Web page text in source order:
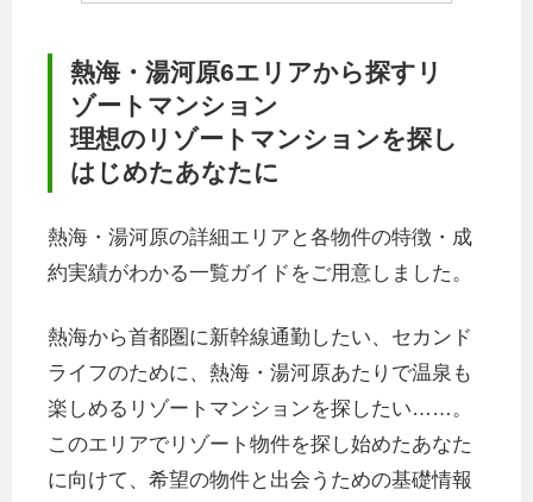
熱海・湯河原6エリアから探すリ
ゾートマンション
理想のリゾートマンションを探し
はじめたあなたに
熱海・湯河原の詳細エリアと各物件の特徴・成
約実績がわかる一覧ガイドをご用意しました。
熱海から首都圏に新幹線通勤したい、セカンド
ライフのために、熱海・湯河原あたりで温泉も
楽しめるリゾートマンションを探したい……。
このエリアでリゾート物件を探し始めたあなた
に向けて、希望の物件と出会うための基礎情報